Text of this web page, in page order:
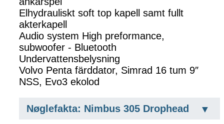
Elhydrauliskt soft top kapell samt fullt
akterkapell
Audio system High preformance,
subwoofer - Bluetooth
Undervattensbelysning
Volvo Penta färddator, Simrad 16 tum 9″
NSS, Evo3 ekolod
Nøglefakta: Nimbus 305 Drophead